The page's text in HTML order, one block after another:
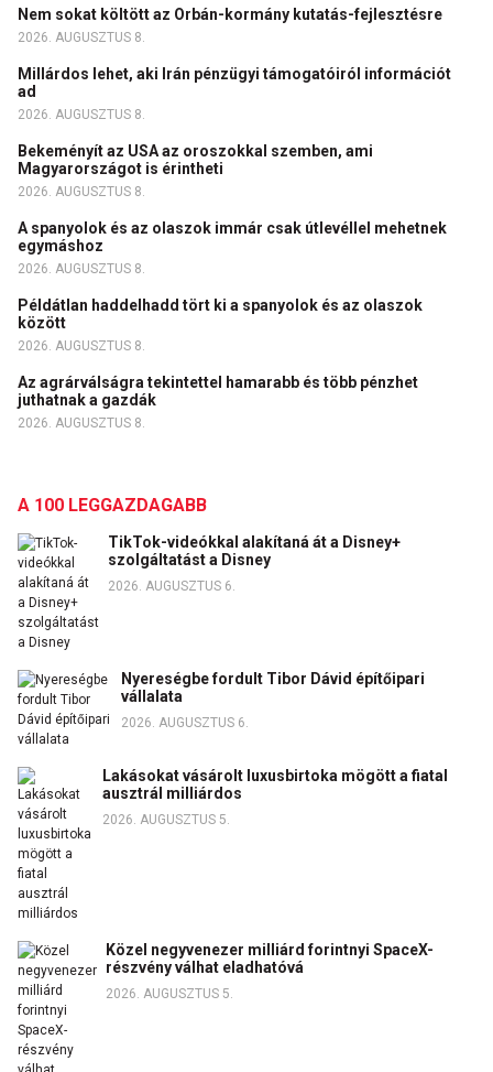
Nem sokat költött az Orbán-kormány kutatás-fejlesztésre
2026. AUGUSZTUS 8.
Millárdos lehet, aki Irán pénzügyi támogatóiról információt
ad
2026. AUGUSZTUS 8.
Bekeményít az USA az oroszokkal szemben, ami
Magyarországot is érintheti
2026. AUGUSZTUS 8.
A spanyolok és az olaszok immár csak útlevéllel mehetnek
egymáshoz
2026. AUGUSZTUS 8.
Példátlan haddelhadd tört ki a spanyolok és az olaszok
között
2026. AUGUSZTUS 8.
Az agrárválságra tekintettel hamarabb és több pénzhet
juthatnak a gazdák
2026. AUGUSZTUS 8.
A 100 LEGGAZDAGABB
TikTok-videókkal alakítaná át a Disney+
szolgáltatást a Disney
2026. AUGUSZTUS 6.
Nyereségbe fordult Tibor Dávid építőipari
vállalata
2026. AUGUSZTUS 6.
Lakásokat vásárolt luxusbirtoka mögött a fiatal
ausztrál milliárdos
2026. AUGUSZTUS 5.
Közel negyvenezer milliárd forintnyi SpaceX-
részvény válhat eladhatóvá
2026. AUGUSZTUS 5.